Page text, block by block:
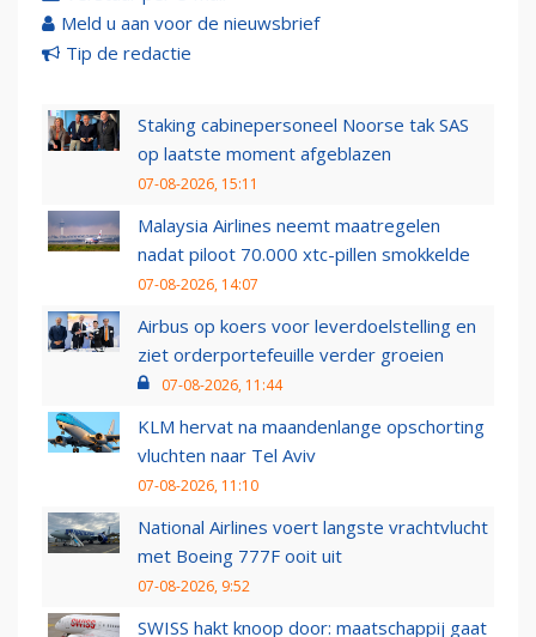
Meld u aan voor de nieuwsbrief
Tip de redactie
Staking cabinepersoneel Noorse tak SAS
op laatste moment afgeblazen
07-08-2026, 15:11
Malaysia Airlines neemt maatregelen
nadat piloot 70.000 xtc-pillen smokkelde
07-08-2026, 14:07
Airbus op koers voor leverdoelstelling en
ziet orderportefeuille verder groeien
07-08-2026, 11:44
KLM hervat na maandenlange opschorting
vluchten naar Tel Aviv
07-08-2026, 11:10
National Airlines voert langste vrachtvlucht
met Boeing 777F ooit uit
07-08-2026, 9:52
SWISS hakt knoop door: maatschappij gaat